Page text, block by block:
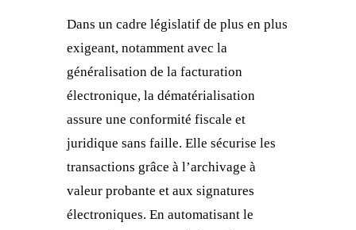
Dans un cadre législatif de plus en plus
exigeant, notamment avec la
généralisation de la facturation
électronique, la dématérialisation
assure une conformité fiscale et
juridique sans faille. Elle sécurise les
transactions grâce à l’archivage à
valeur probante et aux signatures
électroniques. En automatisant le